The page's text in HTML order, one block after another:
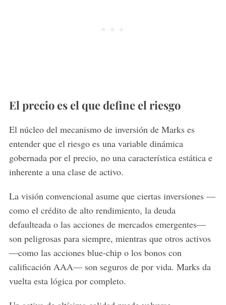
El precio es el que define el riesgo
El núcleo del mecanismo de inversión de Marks es
entender que el riesgo es una variable dinámica
gobernada por el precio, no una característica estática e
inherente a una clase de activo.
La visión convencional asume que ciertas inversiones —
como el crédito de alto rendimiento, la deuda
defaulteada o las acciones de mercados emergentes—
son peligrosas para siempre, mientras que otros activos
—como las acciones blue-chip o los bonos con
calificación AAA— son seguros de por vida. Marks da
vuelta esta lógica por completo.